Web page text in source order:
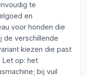
te
en
voor honden die
de verschillende
kiezen die past
Let op: het
bij vuil